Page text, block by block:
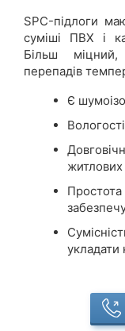
SPC-підлоги
суміші ПВХ і
Більш міцний,
перепадів
Є
укладати